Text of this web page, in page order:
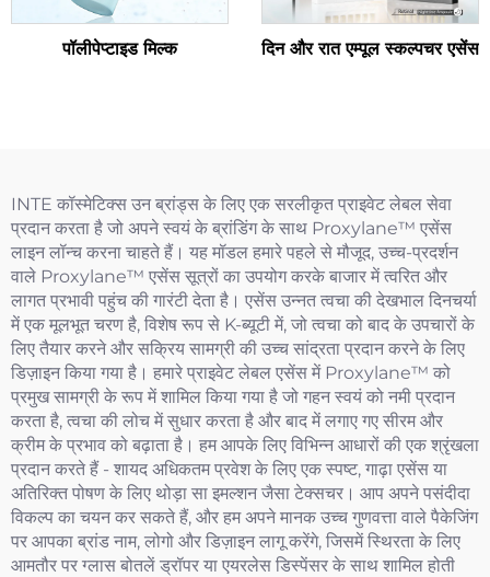
पॉलीपेप्टाइड मिल्क दिन और रात एम्पूल स्कल्पचर एसेंस
INTE कॉस्मेटिक्स उन ब्रांड्स के लिए एक सरलीकृत प्राइवेट लेबल सेवा
प्रदान करता है जो अपने स्वयं के ब्रांडिंग के साथ Proxylane™ एसेंस
लाइन लॉन्च करना चाहते हैं। यह मॉडल हमारे पहले से मौजूद, उच्च-प्रदर्शन
वाले Proxylane™ एसेंस सूत्रों का उपयोग करके बाजार में त्वरित और
लागत प्रभावी पहुंच की गारंटी देता है। एसेंस उन्नत त्वचा की देखभाल दिनचर्या
में एक मूलभूत चरण है, विशेष रूप से K-ब्यूटी में, जो त्वचा को बाद के उपचारों के
लिए तैयार करने और सक्रिय सामग्री की उच्च सांद्रता प्रदान करने के लिए
डिज़ाइन किया गया है। हमारे प्राइवेट लेबल एसेंस में Proxylane™ को
प्रमुख सामग्री के रूप में शामिल किया गया है जो गहन स्वयं को नमी प्रदान
करता है, त्वचा की लोच में सुधार करता है और बाद में लगाए गए सीरम और
क्रीम के प्रभाव को बढ़ाता है। हम आपके लिए विभिन्न आधारों की एक श्रृंखला
प्रदान करते हैं - शायद अधिकतम प्रवेश के लिए एक स्पष्ट, गाढ़ा एसेंस या
अतिरिक्त पोषण के लिए थोड़ा सा इमल्शन जैसा टेक्सचर। आप अपने पसंदीदा
विकल्प का चयन कर सकते हैं, और हम अपने मानक उच्च गुणवत्ता वाले पैकेजिंग
पर आपका ब्रांड नाम, लोगो और डिज़ाइन लागू करेंगे, जिसमें स्थिरता के लिए
आमतौर पर ग्लास बोतलें ड्रॉपर या एयरलेस डिस्पेंसर के साथ शामिल होती